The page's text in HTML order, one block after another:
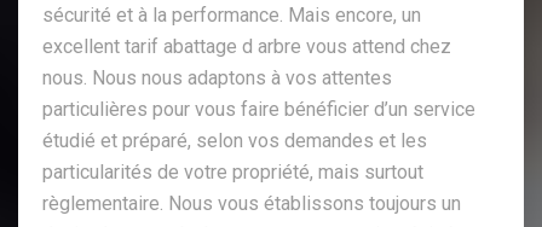
sécurité et à la performance. Mais encore, un
excellent tarif abattage d arbre vous attend chez
nous. Nous nous adaptons à vos attentes
particulières pour vous faire bénéficier d’un service
étudié et préparé, selon vos demandes et les
particularités de votre propriété, mais surtout
règlementaire. Nous vous établissons toujours un